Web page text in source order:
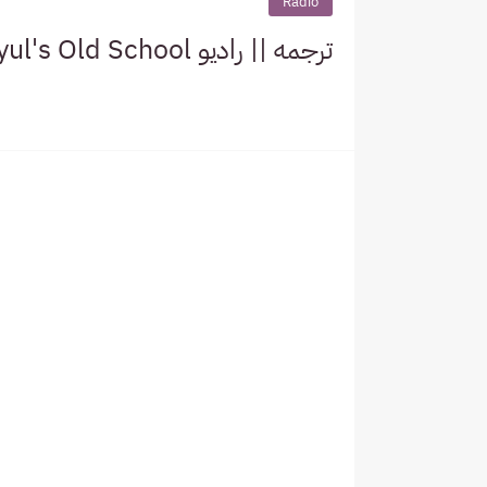
ترجمه || راديو Kim Chang-ryul's Old School مع تشين وبيكهيون